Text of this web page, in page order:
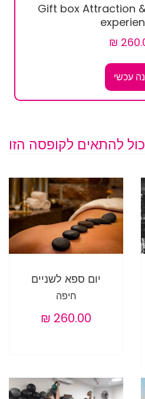
Gift box Attraction
עכשי
להתאים לקופסה הזו
יום ספא לשניים
חיפה